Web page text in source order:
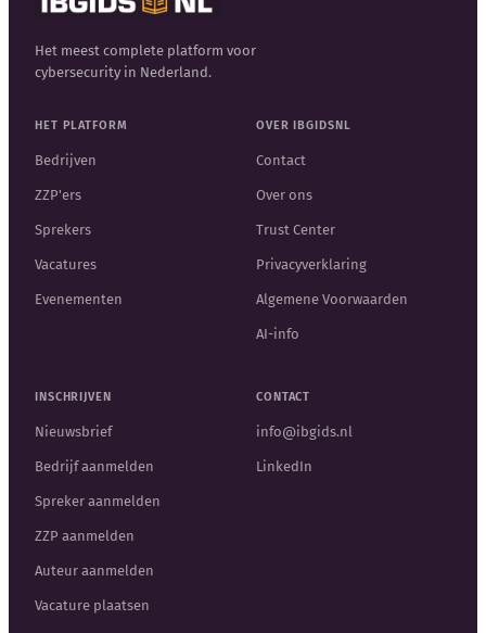
Het meest complete platform voor
cybersecurity in Nederland.
HET PLATFORM
Bedrijven
ZZP'ers
Sprekers
Vacatures
Evenementen
OVER IBGIDSNL
Contact
Over ons
Trust Center
Privacyverklaring
Algemene Voorwaarden
AI-info
INSCHRIJVEN
Nieuwsbrief
Bedrijf aanmelden
Spreker aanmelden
ZZP aanmelden
Auteur aanmelden
Vacature plaatsen
CONTACT
info@ibgids.nl
LinkedIn